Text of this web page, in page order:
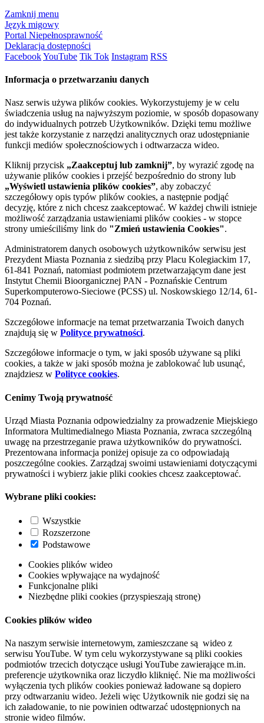
Zamknij menu
Język migowy
Portal Niepełnosprawność
Deklaracja dostępności
FacebookYouTube Tik Tok Instagram RSS
Informacja o przetwarzaniu danych
Nasz serwis używa plików cookies. Wykorzystujemy je w celu
świadczenia usług na najwyższym poziomie, w sposób dopasowany
do indywidualnych potrzeb Użytkowników. Dzięki temu możliwe
jest także korzystanie z narzędzi analitycznych oraz udostępnianie
funkcji mediów społecznościowych i odtwarzacza wideo.
Kliknij przycisk „Zaakceptuj lub zamknij”, by wyrazić zgodę na
używanie plików cookies i przejść bezpośrednio do strony lub
„Wyświetl ustawienia plików cookies”, aby zobaczyć
szczegółowy opis typów plików cookies, a następnie podjąć
decyzję, które z nich chcesz zaakceptować. W każdej chwili istnieje
możliwość zarządzania ustawieniami plików cookies - w stopce
strony umieściliśmy link do "Zmień ustawienia Cookies".
Administratorem danych osobowych użytkowników serwisu jest
Prezydent Miasta Poznania z siedzibą przy Placu Kolegiackim 17,
61-841 Poznań, natomiast podmiotem przetwarzającym dane jest
Instytut Chemii Bioorganicznej PAN - Poznańskie Centrum
Superkomputerowo-Sieciowe (PCSS) ul. Noskowskiego 12/14, 61-
704 Poznań.
Szczegółowe informacje na temat przetwarzania Twoich danych
znajdują się w Polityce prywatności.
Szczegółowe informacje o tym, w jaki sposób używane są pliki
cookies, a także w jaki sposób można je zablokować lub usunąć,
znajdziesz w Polityce cookies.
Cenimy Twoją prywatność
Urząd Miasta Poznania odpowiedzialny za prowadzenie Miejskiego
Informatora Multimedialnego Miasta Poznania, zwraca szczególną
uwagę na przestrzeganie prawa użytkowników do prywatności.
Prezentowana informacja poniżej opisuje za co odpowiadają
poszczególne cookies. Zarządzaj swoimi ustawieniami dotyczącymi
prywatności i wybierz jakie pliki cookies chcesz zaakceptować.
Wybrane pliki cookies:
Wszystkie
Rozszerzone
Podstawowe
Cookies plików wideo
Cookies wpływające na wydajność
Funkcjonalne pliki
Niezbędne pliki cookies (przyspieszają stronę)
Cookies plików wideo
Na naszym serwisie internetowym, zamieszczane są wideo z
serwisu YouTube. W tym celu wykorzystywane są pliki cookies
podmiotów trzecich dotyczące usługi YouTube zawierające m.in.
preferencje użytkownika oraz liczydło kliknięć. Nie ma możliwości
wyłączenia tych plików cookies ponieważ ładowane są dopiero
przy odtwarzaniu wideo. Jeżeli więc Użytkownik nie godzi się na
ich załadowanie, to nie powinien odtwarzać udostępnionych na
stronie wideo filmów.